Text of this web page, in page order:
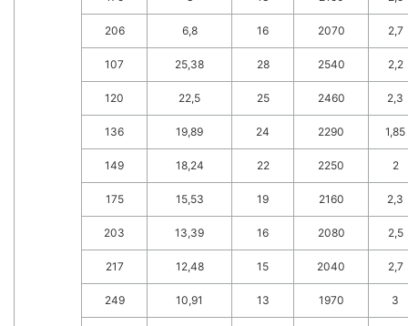
206 6,8 16 2070 2,7
107 25,38 28 2540 2,2
120 22,5 25 2460 2,3
136 19,89 24 2290 1,85
149 18,24 22 2250 2
175 15,53 19 2160 2,3
203 13,39 16 2080 2,5
217 12,48 15 2040 2,7
249 10,91 13 1970 3